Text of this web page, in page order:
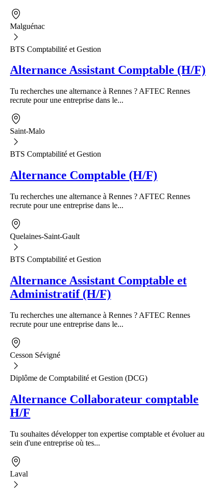
Malguénac
BTS Comptabilité et Gestion
Alternance Assistant Comptable (H/F)
Tu recherches une alternance à Rennes ? AFTEC Rennes
recrute pour une entreprise dans le...
Saint-Malo
BTS Comptabilité et Gestion
Alternance Comptable (H/F)
Tu recherches une alternance à Rennes ? AFTEC Rennes
recrute pour une entreprise dans le...
Quelaines-Saint-Gault
BTS Comptabilité et Gestion
Alternance Assistant Comptable et
Administratif (H/F)
Tu recherches une alternance à Rennes ? AFTEC Rennes
recrute pour une entreprise dans le...
Cesson Sévigné
Diplôme de Comptabilité et Gestion (DCG)
Alternance Collaborateur comptable
H/F
Tu souhaites développer ton expertise comptable et évoluer au
sein d'une entreprise où tes...
Laval